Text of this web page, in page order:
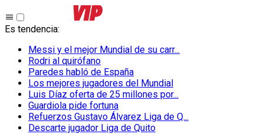
Es tendencia:
Messi y el mejor Mundial de su carr...
Rodri al quirófano
Paredes habló de España
Los mejores jugadores del Mundial
Luis Díaz oferta de 25 millones por...
Guardiola pide fortuna
Refuerzos Gustavo Álvarez Liga de Q...
Descarte jugador Liga de Quito